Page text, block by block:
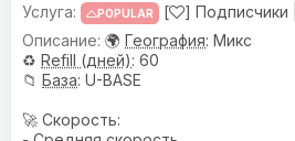
POPULAR [ ] Подписчики |
🌍 География: Микс
♻️ Refill (дней): 60
📁 База: U-BASE
🚀 Скорость: